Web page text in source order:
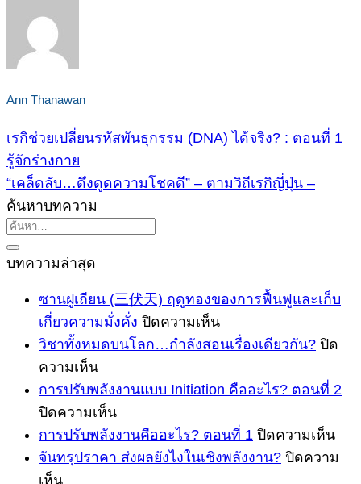
Ann Thanawan
เรกิช่วยเปลี่ยนรหัสพันธุกรรม (DNA) ได้จริง? : ตอนที่ 1
รู้จักร่างกาย
“เคล็ดลับ…ดึงดูดความโชคดี” – ตามวิถีเรกิญี่ปุ่น –
ค้นหาบทความ
บทความล่าสุด
ซานฝูเถียน (三伏天) ฤดูทองของการฟื้นฟูและเก็บ
เกี่ยวความมั่งคั่ง ปิดความเห็นบน
ซาน
(三
天)
ฤดู
วิชาทั้งหมดบนโลก…กำลังสอนเรื่องเดียวกัน? ปิด
ความเห็นบน
วิชา
ทั้งหมด
บน
โลก…
การปรับพลังงานแบบ Initiation คืออะไร? ตอนที่ 2
ปิดความเห็นบน
การ
ปรับ
การปรับพลังงานคืออะไร? ตอนที่ 1 ปิดความเห็นบน
การ
จันทรุปราคา ส่งผลยังไงในเชิงพลังงาน? ปิดความ
เห็นบน